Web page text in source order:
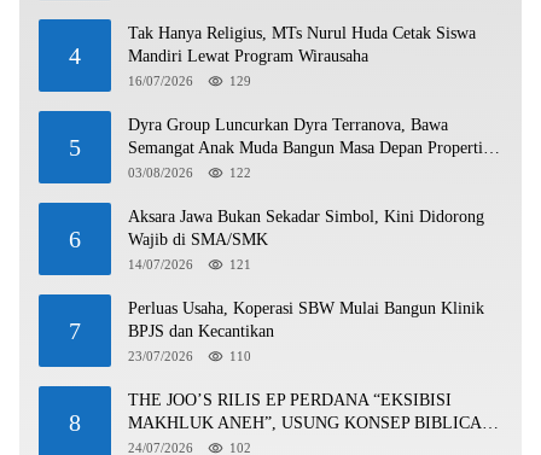
4
Tak Hanya Religius, MTs Nurul Huda Cetak Siswa
Mandiri Lewat Program Wirausaha
16/07/2026 129
5
Dyra Group Luncurkan Dyra Terranova, Bawa
Semangat Anak Muda Bangun Masa Depan Properti
Batam
03/08/2026 122
6
Aksara Jawa Bukan Sekadar Simbol, Kini Didorong
Wajib di SMA/SMK
14/07/2026 121
7
Perluas Usaha, Koperasi SBW Mulai Bangun Klinik
BPJS dan Kecantikan
23/07/2026 110
8
THE JOO’S RILIS EP PERDANA “EKSIBISI
MAKHLUK ANEH”, USUNG KONSEP BIBLICAL
SURF ROCK DALAM 6 TRACK
24/07/2026 102